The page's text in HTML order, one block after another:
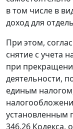
в том числе в
доход для
При этом,
снятие с учета
при
деятельности,
единым
установленным
346.26 Кодекса,